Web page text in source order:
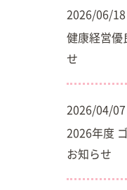
2026/06/18
健康経営優
せ
2026/04/07
2026年度
お知らせ